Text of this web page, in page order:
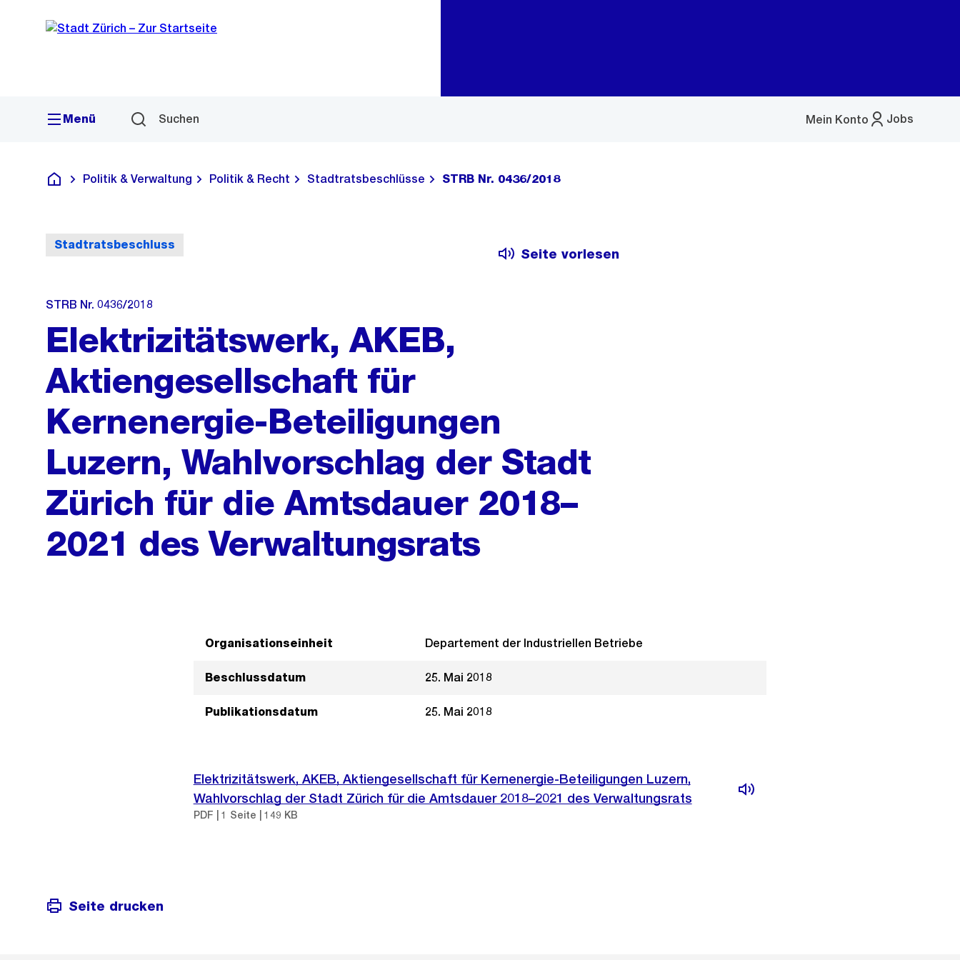
Navigation
Sprunglink
Menü Suchen Jobs
Mein Konto
Menü
Deutsch
Politik & Verwaltung Politik & Recht Stadtratsbeschlüsse STRB Nr. 0436/2018
Stadtratsbeschluss
Seite vorlesen
STRB Nr. 0436/2018
Elektrizitätswerk, AKEB,
Aktiengesellschaft für
Kernenergie-Beteiligungen
Luzern, Wahlvorschlag der Stadt
Zürich für die Amtsdauer 2018–
2021 des Verwaltungsrats
Organisationseinheit Departement der Industriellen Betriebe
Beschlussdatum 25. Mai 2018
Publikationsdatum 25. Mai 2018
Elektrizitätswerk, AKEB, Aktiengesellschaft für Kernenergie-Beteiligungen Luzern,
Wahlvorschlag der Stadt Zürich für die Amtsdauer 2018–2021 des Verwaltungsrats
PDF | 1 Seite | 149 KB
Seite drucken